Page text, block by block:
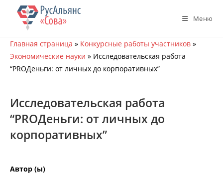
Перейти
содержимому
Меню
Главная страница » Конкурсные работы участников »
Экономические науки » Исследовательская работа
“PROДеньги: от личных до корпоративных”
Исследовательская работа
“PROДеньги: от личных до
корпоративных”
Автор (ы)